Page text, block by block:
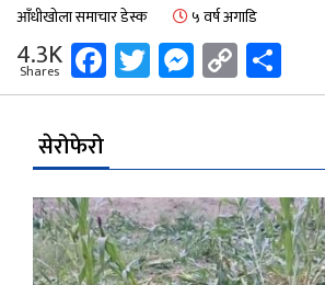
आँधीखोला समाचार डेस्क ५ वर्ष अगाडि
4.3K
Shares Facebook
Twitter
Messenger
Copy
Link
सेरोफेरो